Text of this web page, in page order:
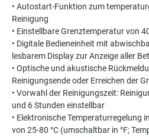
• Autostart-Funktion zum
Reinigung
• Einstellbare Grenztemperatur von
• Digitale Bedieneinheit mit
lesbarem Display zur Anzeige aller
• Optische und akustische
Reinigungsende oder Erreichen der
• Vorwahl der Reinigungszeit:
und 6 Stunden einstellbar
• Elektronische Temperaturregelung
von 25-80 °C (umschaltbar in °F;